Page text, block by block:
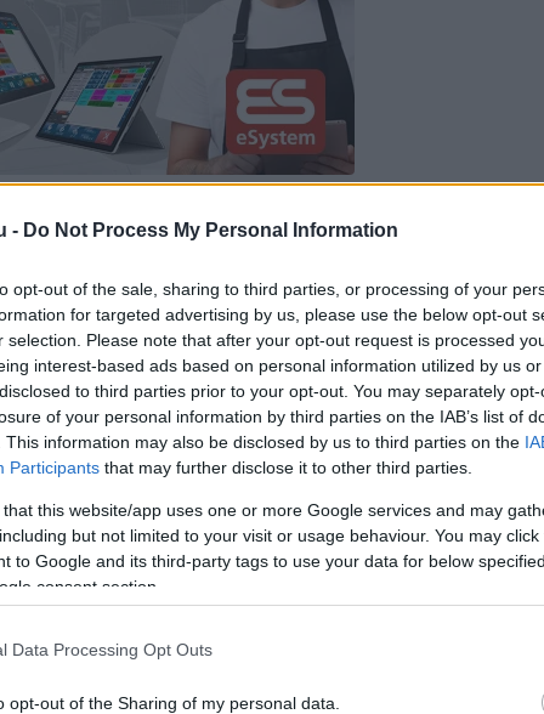
- Do Not Process My Personal Information
opt-out of the sale, sharing to third parties, or processing of your
for targeted advertising by us, please use the below opt-out
selection. Please note that after your opt-out request is processed
interest-based ads based on personal information utilized by us
to third parties prior to your opt-out. You may separately
of your personal information by third parties on the IAB’s list of
This information may also be disclosed by us to third parties on the
Participants that may further disclose it to other third parties.
that this website/app uses one or more Google services and may
but not limited to your visit or usage behaviour. You may
to Google and its third-party tags to use your data for below
consent section.
Data Processing Opt Outs
opt-out of the Sharing of my personal data.
Decs lakói: hetek óta két, falutúrára érkező
mintha az egy trópusi paradicsom
közepén tűnt fel egy helybélinek, hogy
Fényes, harsányzöld tollazatukkal alaposan
fel, mintha csak egy falutúrát tartanának”
eredetét homály fedi, lehet, hogy valaki csak
hetek szokatlanul meleg időjárása is
remekül érzi magát Decsen. Az állatok
mindenki azt találgatja,